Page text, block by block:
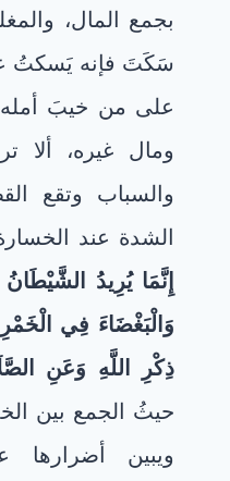
بجمع المال،
سَكَتَ فإنه يَسكتُ
على من خيبَ أمله
ومال غيره، ألا
والسباب وتقع
الشدة عند
إِنَّمَا يُرِيدُ
وَالْبَغْضَاءَ فِي
ذِكْرِ اللَّهِ وَعَنِ
حيثُ الجمع بين
ويبين أضرارها